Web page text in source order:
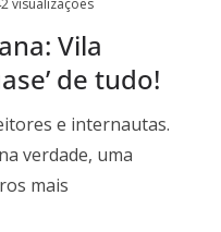
Vila
de tudo!
e internautas.
verdade, uma
mais